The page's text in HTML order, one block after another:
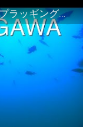
2021/3 東京湾 磯、サーフ【メバルプラッギング】Field Work Archive